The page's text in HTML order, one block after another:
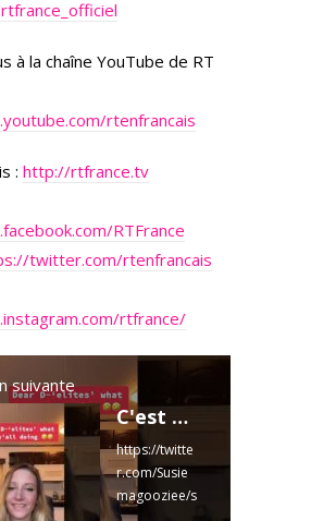
à la chaîne YouTube de RT
rtenfrancais
: http://rtfrance.tv
RTFrance
twitter.com/rtenfrancais
rtfrance/
suivante
C'est agréable d'entendre ces choses même si c'est difficile d'y croire. #Agenda2030 #WEF
https://twitte
r.com/Susie
magooziee/s